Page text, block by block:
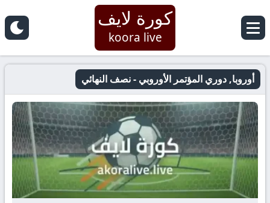
كورة لايف
koora live
أوروبا, دوري المؤتمر الأوروبي - نصف النهائي